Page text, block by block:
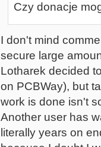
Czy donacje
I don't mind
secure large
Lotharek decided
on PCBWay), but
work is done isn't
Another user has
literally years on